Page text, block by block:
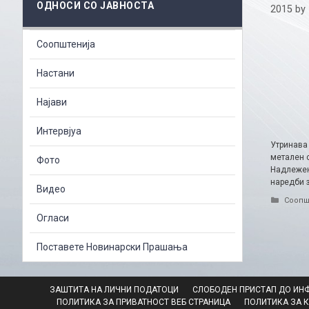
2015 by
метален
наредби
ОДНОСИ СО ЈАВНОСТА
Соопштенија
Настани
Најави
Интервјуа
Фото
Видео
Огласи
Поставете Новинарски Прашања
ЗАШТИТА НА ЛИЧНИ ПОДАТОЦИ СЛОБОДЕН ПРИСТАП ДО
ПОЛИТИКА ЗА ПРИВАТНОСТ ВЕБ СТРАНИЦА
ПОЛИТИКА ЗА